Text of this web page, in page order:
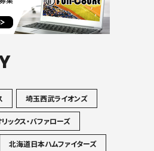
埼玉西武ライオンズ
ックス・バファローズ
北海道日本ハムファイターズ